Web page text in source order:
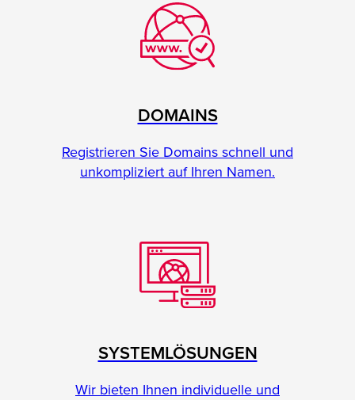
DOMAINS
Registrieren Sie Domains schnell und
unkompliziert auf Ihren Namen.
SYSTEMLÖSUNGEN
Wir bieten Ihnen individuelle und